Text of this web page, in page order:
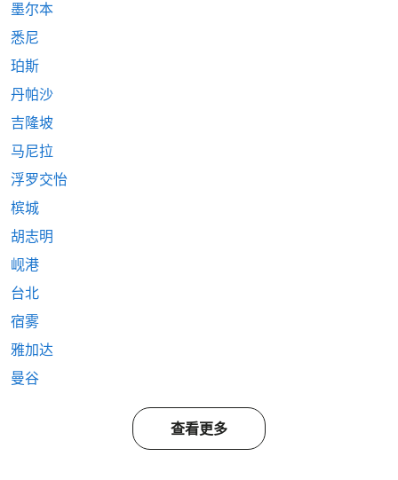
墨尔本
悉尼
珀斯
丹帕沙
吉隆坡
马尼拉
浮罗交怡
槟城
胡志明
岘港
台北
宿雾
雅加达
曼谷
查看更多